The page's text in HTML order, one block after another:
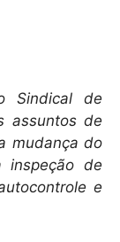
Sindical de
assuntos de
mudança do
inspeção de
e